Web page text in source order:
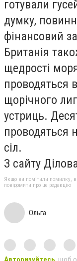
готували
думку,
фінансовий
Британія
щедрості
проводяться
щорічного
устриць.
проводяться
сіл.
З сайту
Якщо ви помітили помилку,
повідомити про це редакцію
Ольга